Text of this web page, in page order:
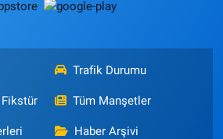
Trafik Durumu
Fikstür Tüm Manşetler
Haber Arşivi